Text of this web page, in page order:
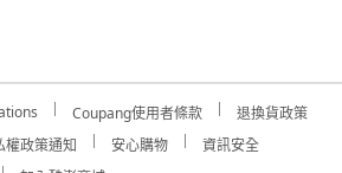
Coupang使用者條款
退換貨政策
權政策通知 安心購物
資訊安全